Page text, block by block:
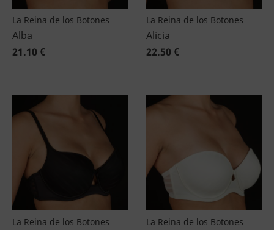
La Reina de los Botones
Alba
21.10 €
La Reina de los Botones
Alicia
22.50 €
La Reina de los Botones La Reina de los Botones